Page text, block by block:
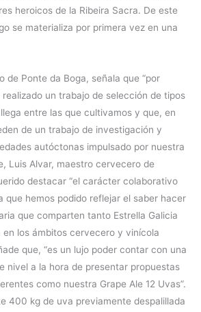
heroicos de la Ribeira Sacra. De este
se materializa por primera vez en una
de Ponte da Boga, señala que “por
un trabajo de selección de tipos
entre las que cultivamos y que, en
de un trabajo de investigación y
autóctonas impulsado por nuestra
Luis Alvar, maestro cervecero de
destacar “el carácter colaborativo
que hemos podido reflejar el saber hacer
que comparten tanto Estrella Galicia
en los ámbitos cervecero y vinícola
que, “es un lujo poder contar con una
nivel a la hora de presentar propuestas
como nuestra Grape Ale 12 Uvas”.
400 kg de uva previamente despalillada